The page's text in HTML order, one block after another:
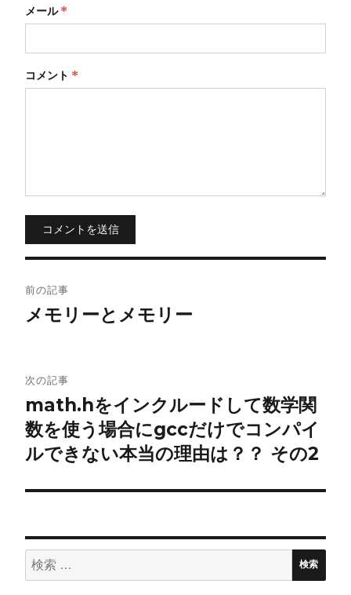
メール*
コメント *
コメントを送信
稿
ビ
ゲ
ー
ン
前の記事
メモリーとメモリー
次の記事
math.hをインクルードして数学関
数を使う場合にgccだけでコンパイ
ルできない本当の理由は？？ その2
検
索:
検索